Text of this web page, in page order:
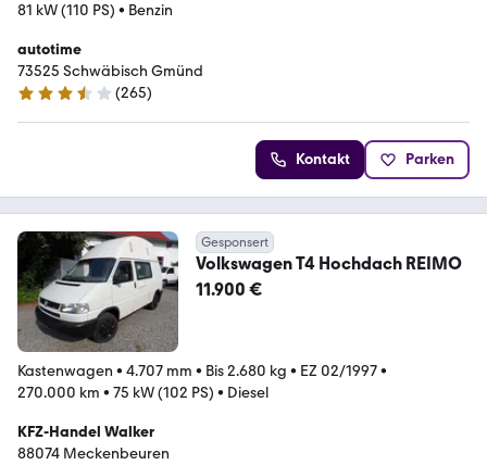
81 kW (110 PS) • Benzin
autotime
73525 Schwäbisch Gmünd
3.3 Sterne
(265)
Kontakt Parken
Gesponsert
Volkswagen T4 Hochdach REIMO
11.900 €
Kastenwagen • 4.707 mm • Bis 2.680 kg • EZ 02/1997•
270.000 km • 75 kW (102 PS) • Diesel
KFZ-Handel Walker
88074 Meckenbeuren